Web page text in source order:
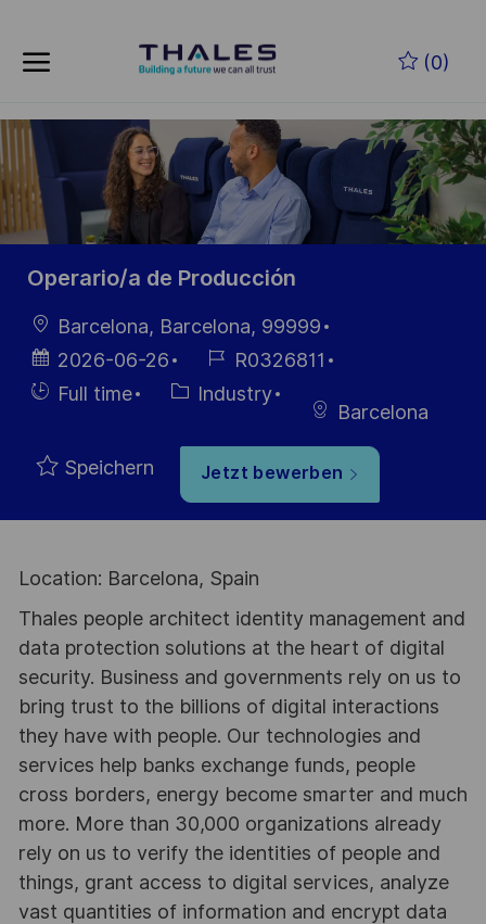
(0)
-
Operario/a de Producción
Ort
Barcelona, Barcelona, 99999
Datum der
Veröffentlichung
2026-06-26
Job-
ID
R0326811
Einstellunngstyp
Full time Kategorie
Industry
Barcelona
Speichern Jetzt bewerben
Location: Barcelona, Spain
Thales people architect identity management and
data protection solutions at the heart of digital
security. Business and governments rely on us to
bring trust to the billions of digital interactions
they have with people. Our technologies and
services help banks exchange funds, people
cross borders, energy become smarter and much
more. More than 30,000 organizations already
rely on us to verify the identities of people and
things, grant access to digital services, analyze
vast quantities of information and encrypt data